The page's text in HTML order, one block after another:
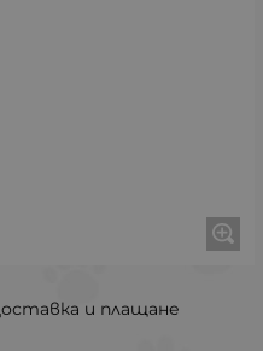
и плащане